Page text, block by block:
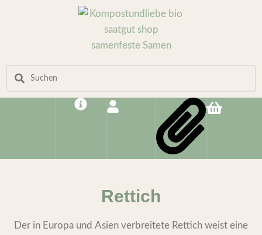
Rettich
Der in Europa und Asien verbreitete Rettich weist eine